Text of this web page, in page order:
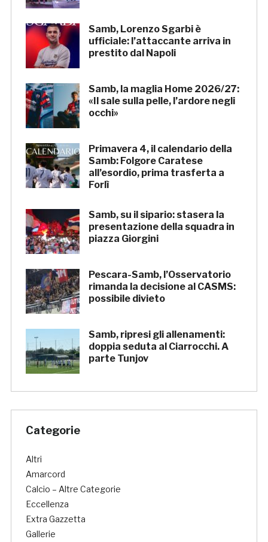
Samb, Lorenzo Sgarbi è
ufficiale: l’attaccante arriva in
prestito dal Napoli
Samb, la maglia Home 2026/27:
«Il sale sulla pelle, l’ardore negli
occhi»
Primavera 4, il calendario della
Samb: Folgore Caratese
all’esordio, prima trasferta a
Forlì
Samb, su il sipario: stasera la
presentazione della squadra in
piazza Giorgini
Pescara-Samb, l’Osservatorio
rimanda la decisione al CASMS:
possibile divieto
Samb, ripresi gli allenamenti:
doppia seduta al Ciarrocchi. A
parte Tunjov
Categorie
Altri
Amarcord
Calcio – Altre Categorie
Eccellenza
Extra Gazzetta
Gallerie